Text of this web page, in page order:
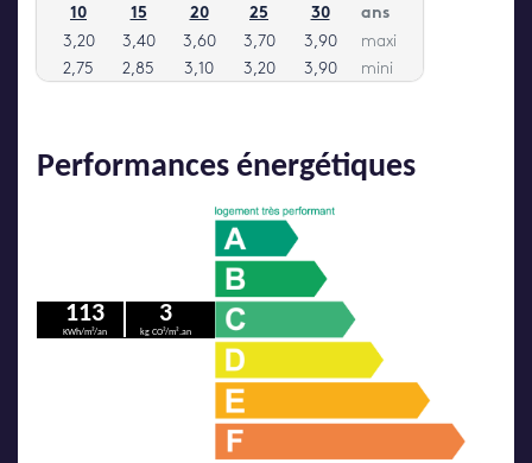
Performances énergétiques
113
KWh/m²/an
3
kg CO²/m².an